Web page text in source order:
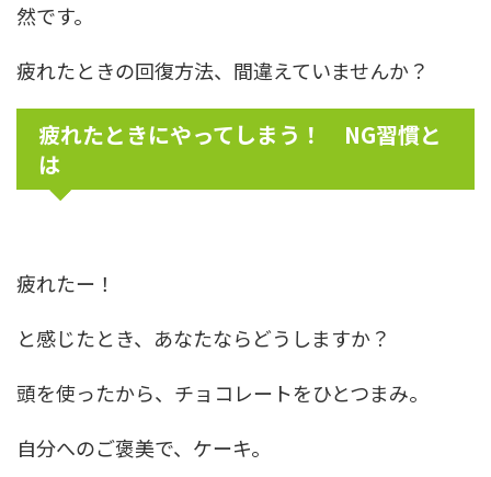
然です。
疲れたときの回復方法、間違えていませんか？
疲れたときにやってしまう！ NG習慣と
は
疲れたー！
と感じたとき、あなたならどうしますか？
頭を使ったから、チョコレートをひとつまみ。
自分へのご褒美で、ケーキ。